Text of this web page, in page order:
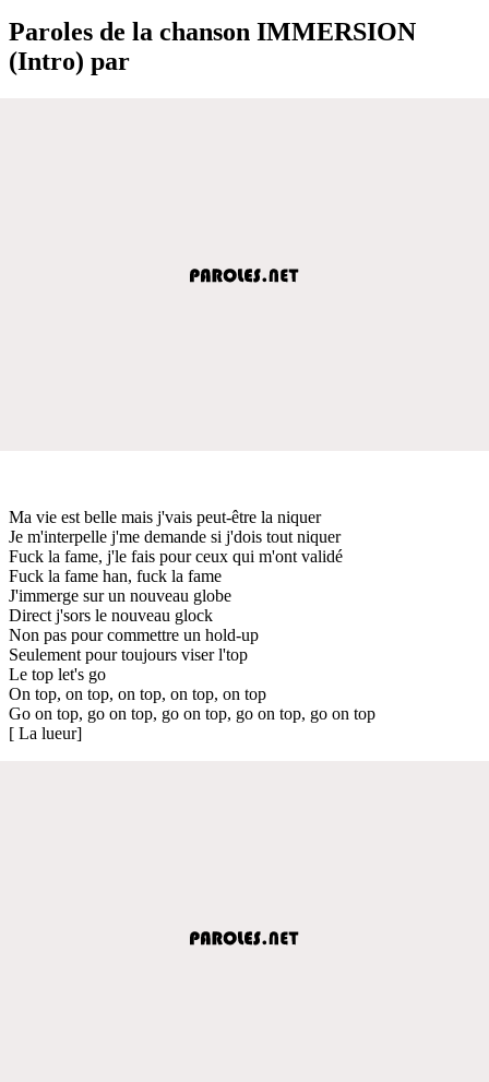
Paroles de la chanson IMMERSION
(Intro) par
Ma vie est belle mais j'vais peut-être la niquer
Je m'interpelle j'me demande si j'dois tout niquer
Fuck la fame, j'le fais pour ceux qui m'ont validé
Fuck la fame han, fuck la fame
J'immerge sur un nouveau globe
Direct j'sors le nouveau glock
Non pas pour commettre un hold-up
Seulement pour toujours viser l'top
Le top let's go
On top, on top, on top, on top, on top
Go on top, go on top, go on top, go on top, go on top
[ La lueur]